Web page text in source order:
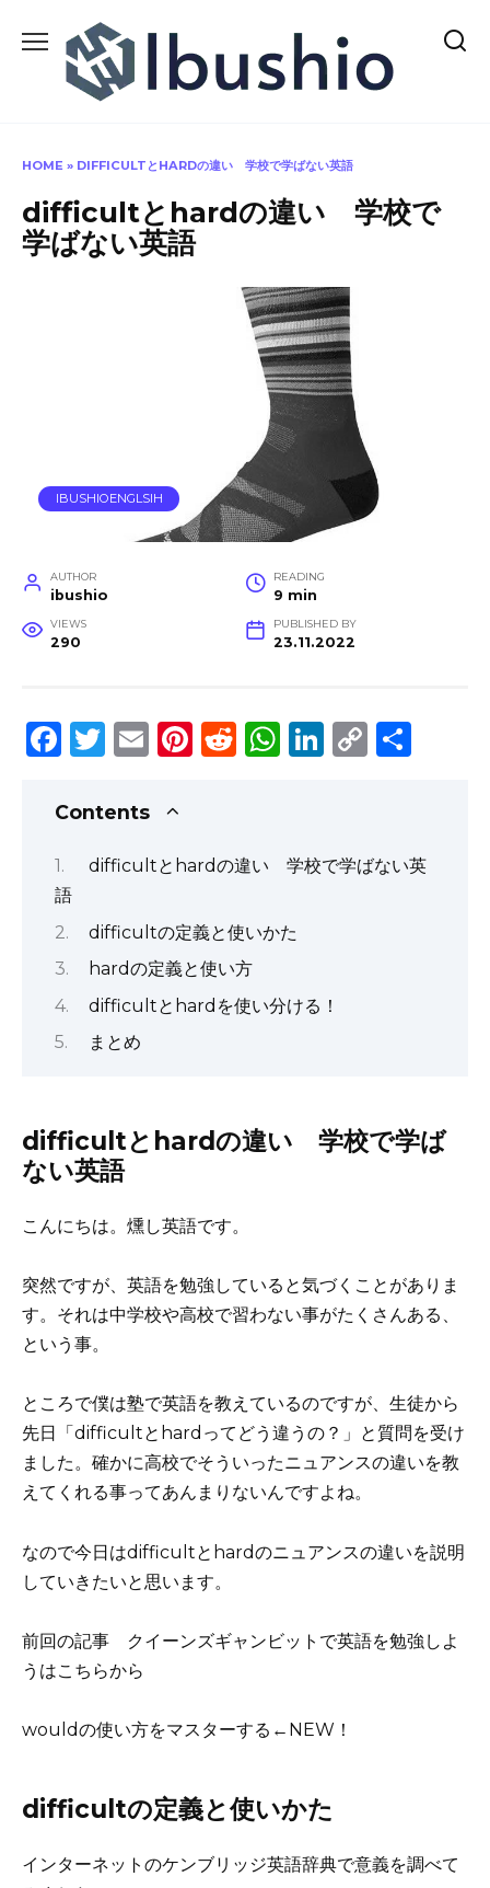
content
HOME » DIFFICULTとHARDの違い 学校で学ばない英語
difficultとhardの違い 学校で
学ばない英語
IBUSHIOENGLSIH
AUTHOR
ibushio
READING
9 min
VIEWS
290
PUBLISHED BY
23.11.2022
F
c
b
o
o
k
T
it
r
E
ai
Pi
st
R
t
W
A
p
p
Li
dI
C
Li
Contents
difficultとhardの違い 学校で学ばない英
語
difficultの定義と使いかた
hardの定義と使い方
difficultとhardを使い分ける！
まとめ
difficultとhardの違い 学校で学ば
ない英語
こんにちは。燻し英語です。
突然ですが、英語を勉強していると気づくことがありま
す。それは中学校や高校で習わない事がたくさんある、
という事。
ところで僕は塾で英語を教えているのですが、生徒から
先日「difficultとhardってどう違うの？」と質問を受け
ました。確かに高校でそういったニュアンスの違いを教
えてくれる事ってあんまりないんですよね。
なので今日はdifficultとhardのニュアンスの違いを説明
していきたいと思います。
前回の記事
クイーンズギャンビットで英語を勉強しよ
うはこちらから
wouldの使い方をマスターする ←NEW！
difficultの定義と使いかた
インターネットのケンブリッジ英語辞典で意義を調べて